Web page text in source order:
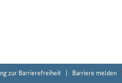
zur Barrierefreiheit Barriere melden